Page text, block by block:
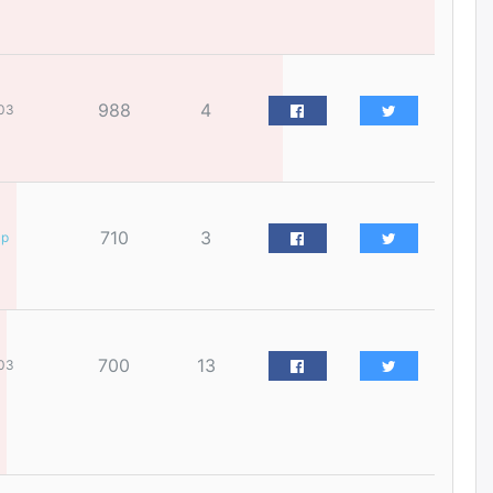
дурдлаа
Өмгөөлөгч Б.Оюунбилэг:
хууль хяналтын байгууллагаар
зогсоож, Арабын орнуудаас
988 4
710 3
700 13